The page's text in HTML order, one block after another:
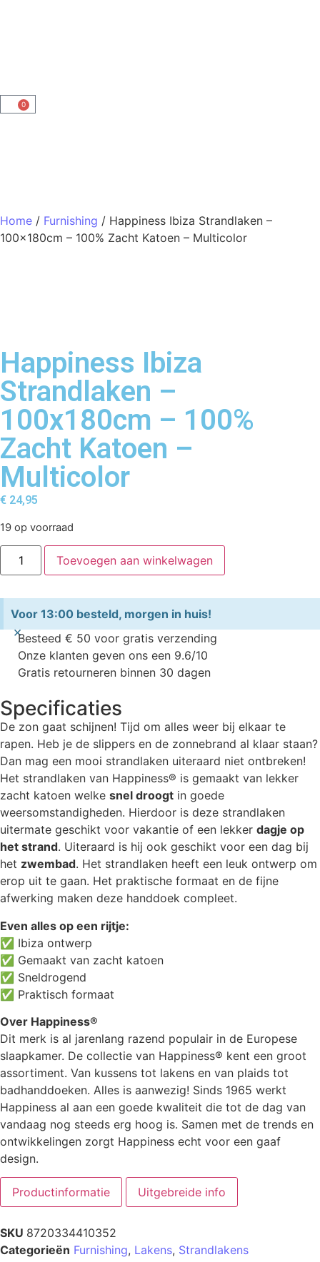
0
Home / Furnishing / Happiness Ibiza Strandlaken –
100x180cm – 100% Zacht Katoen – Multicolor
Happiness Ibiza
Strandlaken –
100x180cm – 100%
Zacht Katoen –
Multicolor
€ 24,95
19 op voorraad
Toevoegen aan winkelwagen
Voor 13:00 besteld, morgen in huis!
×Besteed € 50 voor gratis verzending
Onze klanten geven ons een 9.6/10
Gratis retourneren binnen 30 dagen
Specificaties
De zon gaat schijnen! Tijd om alles weer bij elkaar te
rapen. Heb je de slippers en de zonnebrand al klaar staan?
Dan mag een mooi strandlaken uiteraard niet ontbreken!
Het strandlaken van Happiness® is gemaakt van lekker
zacht katoen welke snel droogt in goede
weersomstandigheden. Hierdoor is deze strandlaken
uitermate geschikt voor vakantie of een lekker dagje op
het strand. Uiteraard is hij ook geschikt voor een dag bij
het zwembad. Het strandlaken heeft een leuk ontwerp om
erop uit te gaan. Het praktische formaat en de fijne
afwerking maken deze handdoek compleet.
Even alles op een rijtje:
✅ Ibiza ontwerp
✅ Gemaakt van zacht katoen
✅ Sneldrogend
✅ Praktisch formaat
Over Happiness®
Dit merk is al jarenlang razend populair in de Europese
slaapkamer. De collectie van Happiness® kent een groot
assortiment. Van kussens tot lakens en van plaids tot
badhanddoeken. Alles is aanwezig! Sinds 1965 werkt
Happiness al aan een goede kwaliteit die tot de dag van
vandaag nog steeds erg hoog is. Samen met de trends en
ontwikkelingen zorgt Happiness echt voor een gaaf
design.
Productinformatie Uitgebreide info
SKU 8720334410352
Categorieën Furnishing, Lakens, Strandlakens